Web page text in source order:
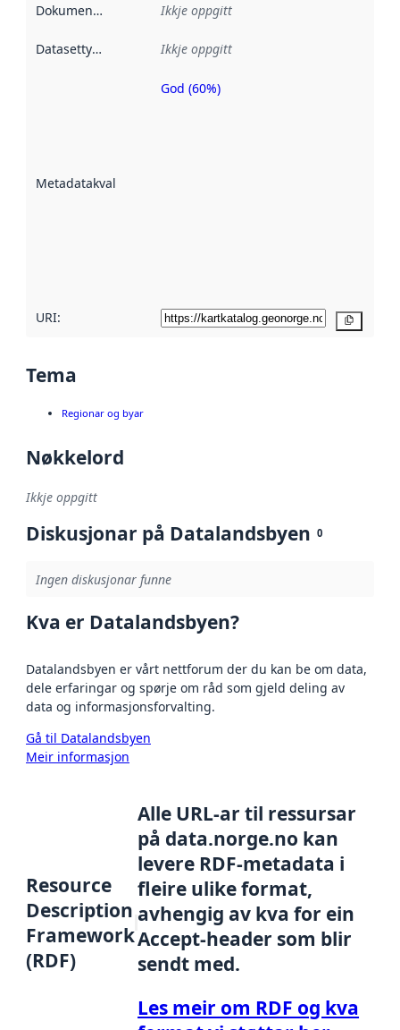
Dokumentasjon Ikkje oppgitt
Datasettype Ikkje oppgitt
Metadatakvalitet
Metadatakvalitet
God (60%)
URI:
Tema
Regionar og byar
Nøkkelord
Ikkje oppgitt
Diskusjonar på Datalandsbyen 0
Ingen diskusjonar funne
Kva er Datalandsbyen?
Datalandsbyen er vårt nettforum der du kan be om data,
dele erfaringar og spørje om råd som gjeld deling av
data og informasjonsforvalting.
Gå til Datalandsbyen
Meir informasjon
Resource
Description
Framework
(RDF)
Alle URL-ar til ressursar
på data.norge.no kan
levere RDF-metadata i
fleire ulike format,
avhengig av kva for ein
Accept-header som blir
sendt med.
Les meir om RDF og kva